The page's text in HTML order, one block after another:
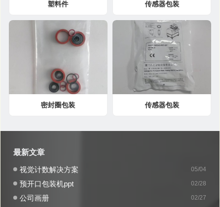
塑料件 传感器包装
密封圈包装 传感器包装
最新文章
05/04
视觉计数解决方案
02/28
预开口包装机ppt
02/27
公司画册